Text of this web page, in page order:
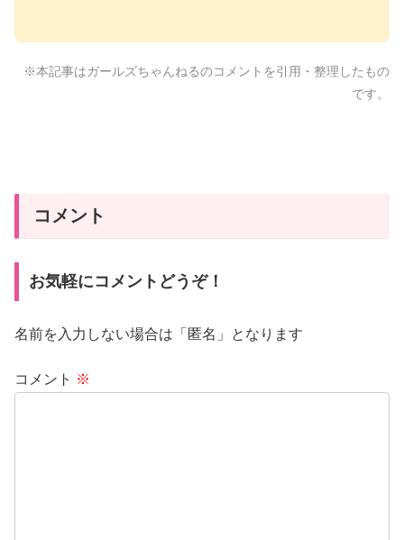
※本記事はガールズちゃんねるのコメントを引用・整理したもの
です。
コメント
お気軽にコメントどうぞ！
名前を入力しない場合は「匿名」となります
コメント ※